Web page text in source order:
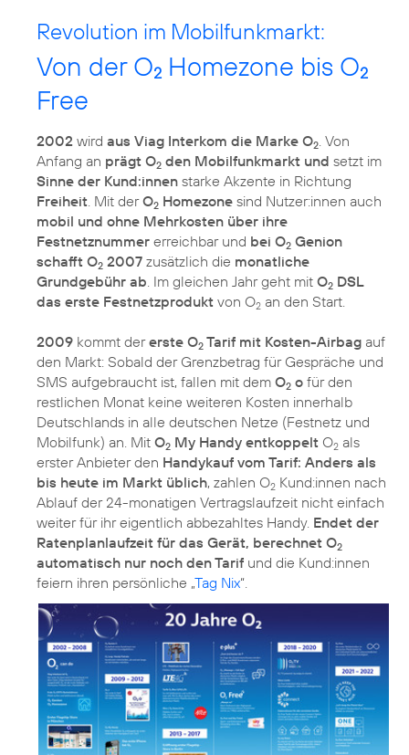
Revolution im Mobilfunkmarkt:
Von der O2 Homezone bis O2
Free
2002 wird aus Viag Interkom die Marke O2. Von
Anfang an prägt O2 den Mobilfunkmarkt und setzt im
Sinne der Kund:innen starke Akzente in Richtung
Freiheit. Mit derO2 Homezone sind Nutzer:innen auch
mobil und ohne Mehrkosten über ihre
Festnetznummer erreichbar und bei O2 Genion
schafft O2 2007 zusätzlich die monatliche
Grundgebühr ab. Im gleichen Jahr geht mit O2 DSL
das erste Festnetzprodukt von O2 an den Start.
2009 kommt dererste O2 Tarif mit Kosten-Airbag auf
den Markt: Sobald der Grenzbetrag für Gespräche und
SMS aufgebraucht ist, fallen mit dem O2 o für den
restlichen Monat keine weiteren Kosten innerhalb
Deutschlands in alle deutschen Netze (Festnetz und
Mobilfunk) an. Mit O2 My Handy entkoppelt O2 als
erster Anbieter den Handykauf vom Tarif: Anders als
bis heute im Markt üblich, zahlen O2 Kund:innen nach
Ablauf der 24-monatigen Vertragslaufzeit nicht einfach
weiter für ihr eigentlich abbezahltes Handy. Endet der
Ratenplanlaufzeit für das Gerät, berechnet O2
automatisch nur noch den Tarif und die Kund:innen
feiern ihren persönliche „Tag Nix“.